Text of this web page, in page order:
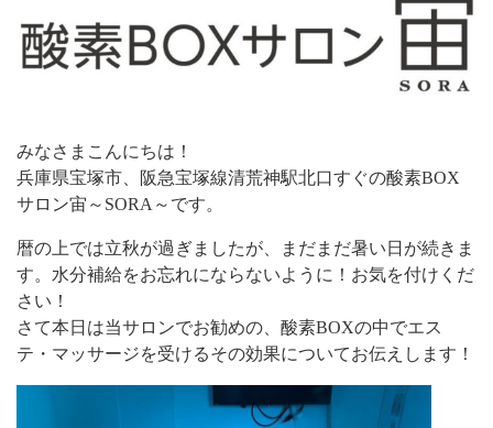
みなさまこんにちは！
兵庫県宝塚市、阪急宝塚線清荒神駅北口すぐの酸素BOX
サロン宙～SORA～です。
暦の上では立秋が過ぎましたが、まだまだ暑い日が続きま
す。水分補給をお忘れにならないように！お気を付けくだ
さい！
さて本日は当サロンでお勧めの、酸素BOXの中でエス
テ・マッサージを受けるその効果についてお伝えします！